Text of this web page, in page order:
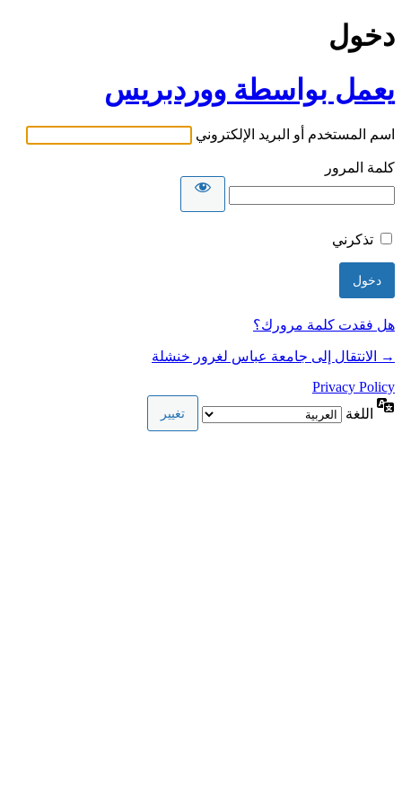
دخول
يعمل بواسطة ووردبريس
اسم المستخدم أو البريد الإلكتروني
كلمة المرور
تذكرني
هل فقدت كلمة مرورك؟
→ الانتقال إلى جامعة عباس لغرور خنشلة
Privacy Policy
اللغة